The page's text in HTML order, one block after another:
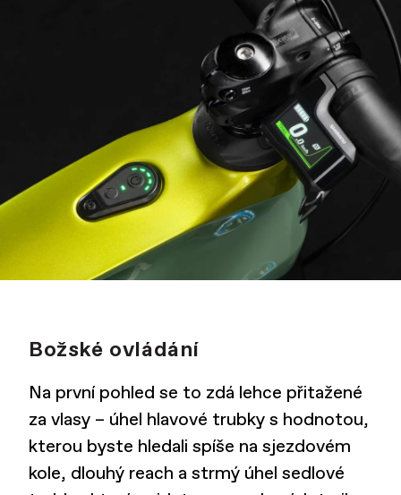
Božské ovládání
Na první pohled se to zdá lehce přitažené
za vlasy – úhel hlavové trubky s hodnotou,
kterou byste hledali spíše na sjezdovém
kole, dlouhý reach a strmý úhel sedlové